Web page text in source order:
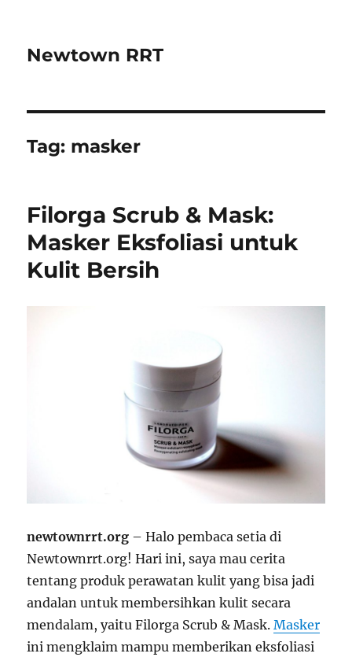
Newtown RRT
Tag: masker
Filorga Scrub & Mask:
Masker Eksfoliasi untuk
Kulit Bersih
newtownrrt.org – Halo pembaca setia di
Newtownrrt.org! Hari ini, saya mau cerita
tentang produk perawatan kulit yang bisa jadi
andalan untuk membersihkan kulit secara
mendalam, yaitu Filorga Scrub & Mask.Masker
ini mengklaim mampu memberikan eksfoliasi